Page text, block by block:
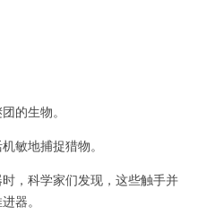
的生物。
地捕捉猎物。
，科学家们发现，这些触手并
器。